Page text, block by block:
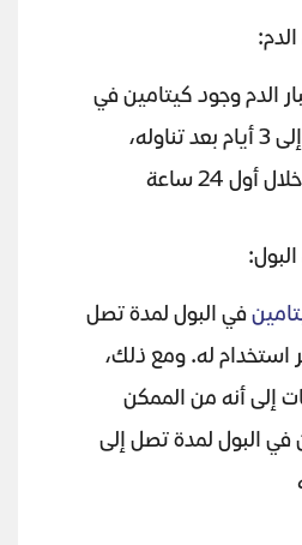
الدم وجود كيتامين في
نظامك لمدة تصل إلى 3 أيام بعد تناوله،
24 ساعة
في البول لمدة تصل
آخر استخدام له. ومع ذلك،
إلى أنه من الممكن
في البول لمدة تصل إلى